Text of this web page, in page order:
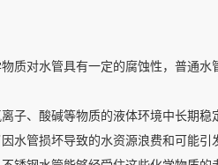
质对水管具有一定的腐蚀性，普通
子、酸碱等物质的液体环境中长期稳
水管损坏导致的水资源浪费和可能引